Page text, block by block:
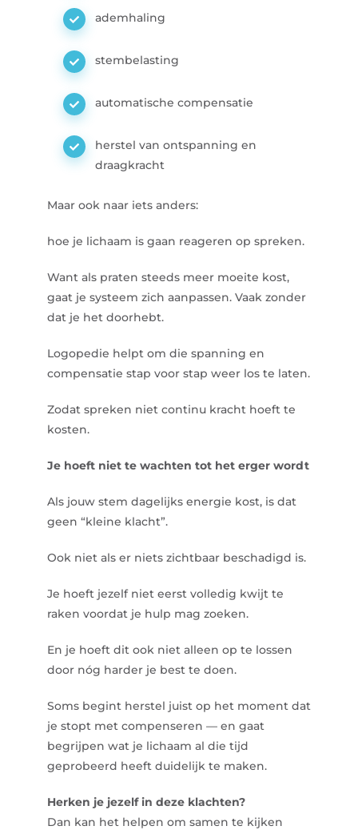
ademhaling
stembelasting
automatische compensatie
herstel van ontspanning en
draagkracht
Maar ook naar iets anders:
hoe je lichaam is gaan reageren op spreken.
Want als praten steeds meer moeite kost,
gaat je systeem zich aanpassen. Vaak zonder
dat je het doorhebt.
Logopedie helpt om die spanning en
compensatie stap voor stap weer los te laten.
Zodat spreken niet continu kracht hoeft te
kosten.
Je hoeft niet te wachten tot het erger wordt
Als jouw stem dagelijks energie kost, is dat
geen “kleine klacht”.
Ook niet als er niets zichtbaar beschadigd is.
Je hoeft jezelf niet eerst volledig kwijt te
raken voordat je hulp mag zoeken.
En je hoeft dit ook niet alleen op te lossen
door nóg harder je best te doen.
Soms begint herstel juist op het moment dat
je stopt met compenseren — en gaat
begrijpen wat je lichaam al die tijd
geprobeerd heeft duidelijk te maken.
Herken je jezelf in deze klachten?
Dan kan het helpen om samen te kijken